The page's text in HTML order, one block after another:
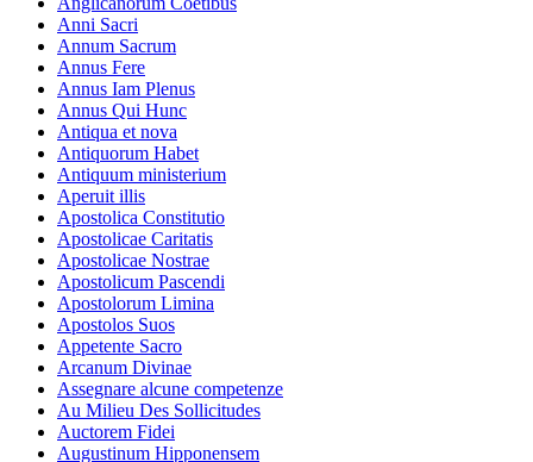
Anni Sacri
Annum Sacrum
Annus Fere
Annus Iam Plenus
Annus Qui Hunc
Antiqua et nova
Antiquorum Habet
Antiquum ministerium
Aperuit illis
Apostolica Constitutio
Apostolicae Caritatis
Apostolicae Nostrae
Apostolicum Pascendi
Apostolorum Limina
Apostolos Suos
Appetente Sacro
Arcanum Divinae
Assegnare alcune competenze
Au Milieu Des Sollicitudes
Auctorem Fidei
Augustinum Hipponensem